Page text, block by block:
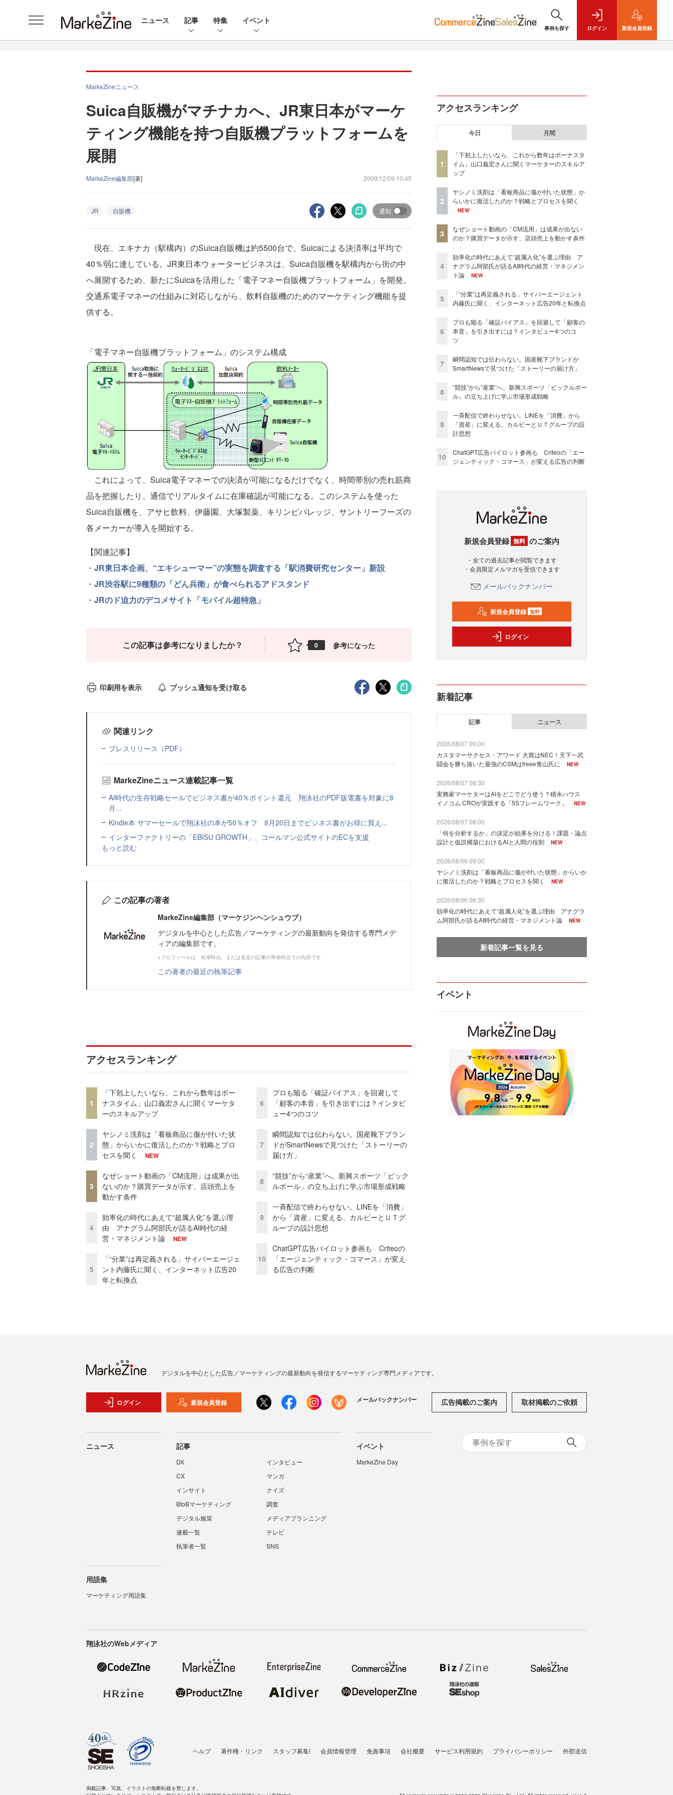
ニュース 記事 特集 イベント
事例を探す ログイン 新規会員登録
MarkeZineニュース
Suica自販機がマチナカへ、JR東日本がマーケ
ティング機能を持つ自販機プラットフォームを
展開
MarkeZine編集部[著] 2009/12/09 10:45
JR 自販機 通知
現在、エキナカ（駅構内）のSuica自販機は約5500台で、Suicaによる決済率は平均で
40％弱に達している。JR東日本ウォータービジネスは、Suica自販機を駅構内から街の中
へ展開するため、新たにSuicaを活用した「電子マネー自販機プラットフォーム」を開発。
交通系電子マネーの仕組みに対応しながら、飲料自販機のためのマーケティング機能を提
供する。
「電子マネー自販機プラットフォーム」のシステム構成
これによって、Suica電子マネーでの決済が可能になるだけでなく、時間帯別の売れ筋商
品を把握したり、通信でリアルタイムに在庫確認が可能になる。このシステムを使った
Suica自販機を、アサヒ飲料、伊藤園、大塚製薬、キリンビバレッジ、サントリーフーズの
各メーカーが導入を開始する。
【関連記事】
・ JR東日本企画、“エキシューマー”の実態を調査する「駅消費研究センター」新設
・ JR渋谷駅に9種類の「どん兵衛」が食べられるアドスタンド
・ JRのド迫力のデコメサイト「モバイル超特急」
この記事は参考になりましたか？ 0 参考になった
印刷用を表示 プッシュ通知を受け取る
関連リンク
プレスリリース（PDF）
MarkeZineニュース連載記事一覧
AI時代の生存戦略セールでビジネス書が40％ポイント還元 翔泳社のPDF版電書を対象に8
月...
Kindle本 サマーセールで翔泳社の本が50％オフ 8月20日までビジネス書がお得に買え...
インターファクトリーの「EBISU GROWTH」、コールマン公式サイトのECを支援
もっと読む
この記事の著者
MarkeZine編集部（マーケジンヘンシュウブ）
デジタルを中心とした広告／マーケティングの最新動向を発信する専門メデ
ィアの編集部です。
※プロフィールは、執筆時点、または直近の記事の寄稿時点での内容です
この著者の最近の執筆記事
アクセスランキング
1
「下剋上したいなら、これから数年はボー
ナスタイム」山口義宏さんに聞くマーケタ
ーのスキルアップ
2
ヤシノミ洗剤は「看板商品に傷が付いた状
態」からいかに復活したのか？戦略とプロ
セスを聞く
NEW
3
なぜショート動画の「CM流用」は成果が出
ないのか？購買データが示す、店頭売上を
動かす条件
4
効率化の時代にあえて“超属人化”を選ぶ理
由 アナグラム阿部氏が語るAI時代の経
営・マネジメント論
NEW
5
「“分業”は再定義される」サイバーエージェ
ント内藤氏に聞く、インターネット広告20
年と転換点
6
プロも陥る「確証バイアス」を回避して
「顧客の本音」を引き出すには？インタビ
ュー4つのコツ
7
瞬間認知では伝わらない。国産靴下ブラン
ドがSmartNewsで見つけた「ストーリーの
届け方」
8
“競技”から“産業”へ。新興スポーツ「ピック
ルボール」の立ち上げに学ぶ市場形成戦略
9
一斉配信で終わらせない。LINEを「消費」
から「資産」に変える、カルビーとＵＴグ
ループの設計思想
10
ChatGPT広告パイロット参画も Criteoの
「エージェンティック・コマース」が変え
る広告の判断
アクセスランキング
今日 月間
1
「下剋上したいなら、これから数年はボーナスタ
イム」山口義宏さんに聞くマーケターのスキルア
ップ
2
ヤシノミ洗剤は「看板商品に傷が付いた状態」か
らいかに復活したのか？戦略とプロセスを聞く
NEW
3
なぜショート動画の「CM流用」は成果が出ない
のか？購買データが示す、店頭売上を動かす条件
4
効率化の時代にあえて“超属人化”を選ぶ理由 ア
ナグラム阿部氏が語るAI時代の経営・マネジメン
ト論
NEW
5
「“分業”は再定義される」サイバーエージェント
内藤氏に聞く、インターネット広告20年と転換点
6
プロも陥る「確証バイアス」を回避して「顧客の
本音」を引き出すには？インタビュー4つのコ
ツ
7
瞬間認知では伝わらない。国産靴下ブランドが
SmartNewsで見つけた「ストーリーの届け方」
8
“競技”から“産業”へ。新興スポーツ「ピックルボー
ル」の立ち上げに学ぶ市場形成戦略
9
一斉配信で終わらせない。LINEを「消費」から
「資産」に変える、カルビーとＵＴグループの設
計思想
10
ChatGPT広告パイロット参画も Criteoの「エー
ジェンティック・コマース」が変える広告の判断
新規会員登録 無料 のご案内
・全ての過去記事が閲覧できます
・会員限定メルマガを受信できます
メールバックナンバー
新規会員登録 無料
ログイン
新着記事
記事 ニュース
2026/08/07 09:00
カスタマーサクセス・アワード 大賞はNEC！天下一武
闘会を勝ち抜いた最強のCSMはfreee青山氏に
NEW
2026/08/07 08:30
実務家マーケターはAIをどこでどう使う？積水ハウス
イノコム CROが実践する「5Sフレームワーク」
NEW
2026/08/07 08:00
「何を分析するか」の決定が結果を分ける！課題・論点
設計と仮説構築におけるAIと人間の役割
NEW
2026/08/06 09:00
ヤシノミ洗剤は「看板商品に傷が付いた状態」からいか
に復活したのか？戦略とプロセスを聞く
NEW
2026/08/06 08:30
効率化の時代にあえて“超属人化”を選ぶ理由 アナグラ
ム阿部氏が語るAI時代の経営・マネジメント論
NEW
新着記事一覧を見る
イベント
デジタルを中心とした広告／マーケティングの最新動向を発信するマーケティング専門メディアです。
ログイン 新規会員登録 メールバックナンバー 広告掲載のご案内 取材掲載のご依頼
ニュース 記事
DX
インタビュー
CX
マンガ
インサイト
クイズ
BtoBマーケティング
調査
デジタル施策
メディアプランニング
連載一覧
テレビ
執筆者一覧
SNS
イベント
MarkeZine Day
用語集
マーケティング用語集
翔泳社のWebメディア
ヘルプ 著作権・リンク スタッフ募集! 会員情報管理 免責事項 会社概要 サービス利用規約 プライバシーポリシー 外部送信
掲載記事、写真、イラストの無断転載を禁じます。